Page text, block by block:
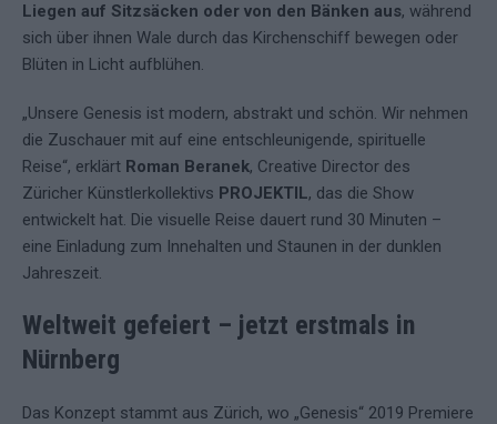
Liegen auf Sitzsäcken oder von den Bänken aus, während
sich über ihnen Wale durch das Kirchenschiff bewegen oder
Blüten in Licht aufblühen.
„Unsere Genesis ist modern, abstrakt und schön. Wir nehmen
die Zuschauer mit auf eine entschleunigende, spirituelle
Reise“, erklärt Roman Beranek, Creative Director des
Züricher Künstlerkollektivs PROJEKTIL, das die Show
entwickelt hat. Die visuelle Reise dauert rund 30 Minuten –
eine Einladung zum Innehalten und Staunen in der dunklen
Jahreszeit.
Weltweit gefeiert – jetzt erstmals in
Nürnberg
Das Konzept stammt aus Zürich, wo „Genesis“ 2019 Premiere